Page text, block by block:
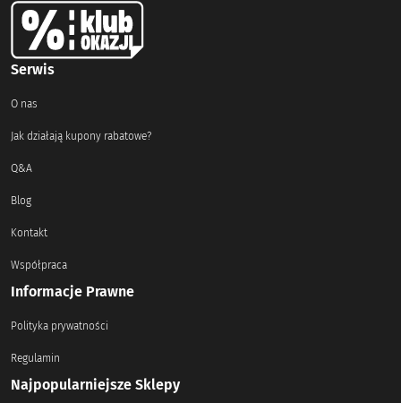
Serwis
O nas
Jak działają kupony rabatowe?
Q&A
Blog
Kontakt
Współpraca
Informacje Prawne
Polityka prywatności
Regulamin
Najpopularniejsze Sklepy